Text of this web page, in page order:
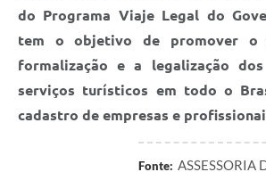
do Programa Viaje Legal do
tem o objetivo de promover o
formalização e a legalização
serviços turísticos em todo o
cadastro de empresas e
Fonte: ASSESSORIA